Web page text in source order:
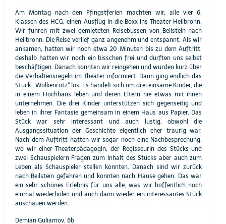
Am Montag nach den Pfingstferien machten wir, alle vier 6.
Klassen des HCG, einen Ausflug in die Boxx ins Theater Heilbronn.
Wir fuhren mit zwei gemieteten Reisebussen von Beilstein nach
Heilbronn. Die Reise verlief ganz angenehm und entspannt. Als wir
ankamen, hatten wir noch etwa 20 Minuten bis zu dem Auftritt,
deshalb hatten wir noch ein bisschen frei und durften uns selbst
beschäftigen. Danach konnten wir reingehen und wurden kurz über
die Verhaltensregeln im Theater informiert. Dann ging endlich das
Stück „Wolkenrotz“ los. Es handelt sich um drei einsame Kinder, die
in einem Hochhaus leben und deren Eltern nie etwas mit ihnen
unternehmen. Die drei Kinder unterstützen sich gegenseitig und
leben in ihrer Fantasie gemeinsam in einem Haus aus Papier. Das
Stück war sehr interessant und auch lustig, obwohl die
Ausgangssituation der Geschichte eigentlich eher traurig war.
Nach dem Auftritt hatten wir sogar noch eine Nachbesprechung,
wo wir einer Theaterpädagogin, der Regisseurin des Stücks und
zwei Schauspielern Fragen zum Inhalt des Stücks aber auch zum
Leben als Schauspieler stellen konnten. Danach sind wir zurück
nach Beilstein gefahren und konnten nach Hause gehen. Das war
ein sehr schönes Erlebnis für uns alle, was wir hoffentlich noch
einmal wiederholen und auch dann wieder ein interessantes Stück
anschauen werden.
Demian Guliamov, 6b